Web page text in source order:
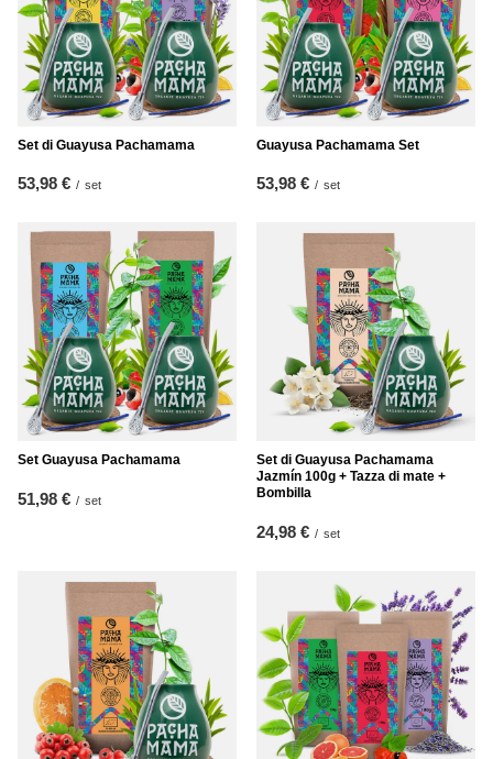
Set di Guayusa Pachamama
53,98 € / set
Guayusa Pachamama Set
53,98 € / set
Set Guayusa Pachamama
51,98 € / set
Set di Guayusa Pachamama
Jazmín 100g + Tazza di mate +
Bombilla
24,98 € / set